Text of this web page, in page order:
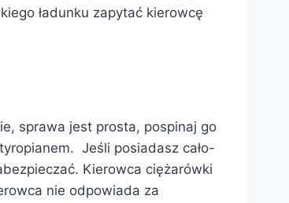
ładunku zapytać kierowcę
sprawa jest prosta, pospinaj go
Jeśli posiadasz cało-
Kierowca ciężarówki
nie odpowiada za